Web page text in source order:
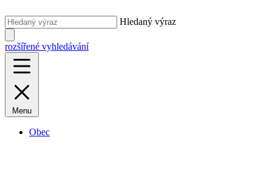
Hledaný výraz
rozšířené vyhledávání
Menu
Obec